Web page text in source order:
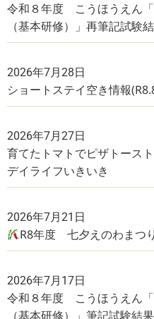
令和８年度 こうほうえん
（基本研修）」再筆記試験
2026年7月28日
ショートステイ空き情報
2026年7月27日
育てたトマトでピザトース
デイライフいきいき
2026年7月21日
R8年度 七夕えのわまつ
2026年7月17日
令和８年度 こうほうえん
（基本研修）」筆記試験結